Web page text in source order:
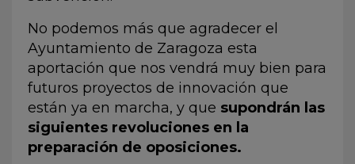
No podemos más que agradecer el
Ayuntamiento de Zaragoza esta
aportación que nos vendrá muy bien para
futuros proyectos de innovación que
están ya en marcha, y que supondrán las
siguientes revoluciones en la
preparación de oposiciones.